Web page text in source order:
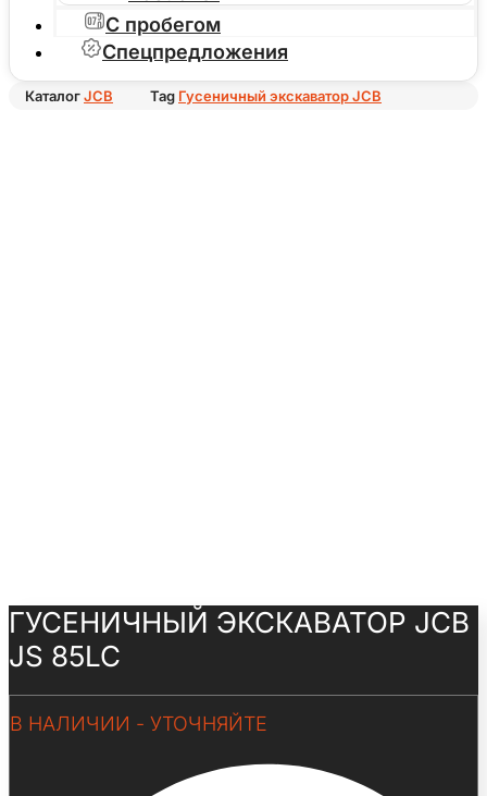
С пробегом
Спецпредложения
КаталогJCB Tag Гусеничный экскаватор JCB
ГУСЕНИЧНЫЙ ЭКСКАВАТОР JCB
JS 85LC
В НАЛИЧИИ - УТОЧНЯЙТЕ